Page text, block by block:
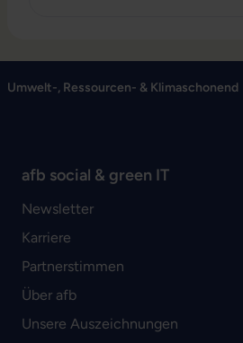
Umwelt-, Ressourcen- & Klimaschonend
afb social & green IT
Newsletter
Karriere
Partnerstimmen
Über afb
Unsere Auszeichnungen